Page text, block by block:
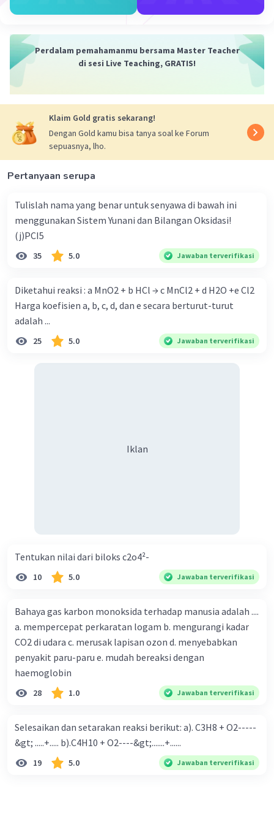
Iklan
Perdalam pemahamanmu bersama Master Teacher
di sesi Live Teaching, GRATIS!
Klaim Gold gratis sekarang!
Dengan Gold kamu bisa tanya soal ke Forum
sepuasnya, lho.
Pertanyaan serupa
Tulislah nama yang benar untuk senyawa di bawah ini
menggunakan Sistem Yunani dan Bilangan Oksidasi!
(j)PCI5
35 5.0 Jawaban terverifikasi
Diketahui reaksi : a MnO2 + b HCl → c MnCl2 + d H2O +e Cl2
Harga koefisien a, b, c, d, dan e secara berturut-turut
adalah ...
25 5.0 Jawaban terverifikasi
Iklan
Tentukan nilai dari biloks c2o4²-
10 5.0 Jawaban terverifikasi
Bahaya gas karbon monoksida terhadap manusia adalah ....
a. mempercepat perkaratan logam b. mengurangi kadar
CO2 di udara c. merusak lapisan ozon d. menyebabkan
penyakit paru-paru e. mudah bereaksi dengan
haemoglobin
28 1.0 Jawaban terverifikasi
Selesaikan dan setarakan reaksi berikut: a). C3H8 + O2-----
&gt; .....+..... b).C4H10 + O2----&gt;.......+......
19 5.0 Jawaban terverifikasi